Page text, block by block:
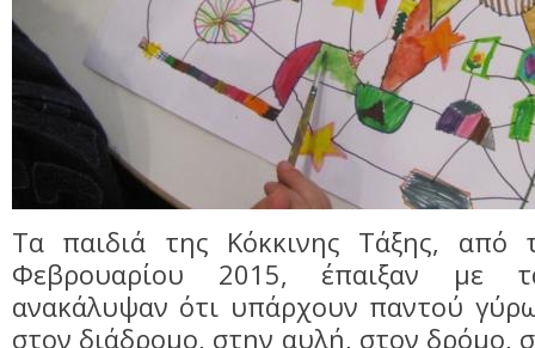
Τα παιδιά της Κόκκινης Τάξης, από
Φεβρουαρίου 2015, έπαιξαν με
ανακάλυψαν ότι υπάρχουν παντού
στον διάδρομο, στην αυλή, στον δρόμο,